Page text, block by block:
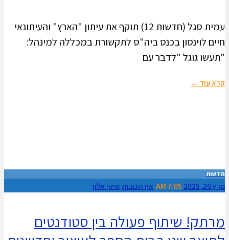
עמית סגל (חדשות 12) תוקף את עיתון "הארץ" והעיתונאי
חיים לוינסון בכנס ביה"ס לתקשורת במכללה למינהל:
"תעשו גוגל "לדבר עם
קרא עוד ←
חדשות
מרץ 20, 2025 7:05 AM אין תגובות מיקי אלון
מרתק! שיתוף פעולה בין סטודנטים